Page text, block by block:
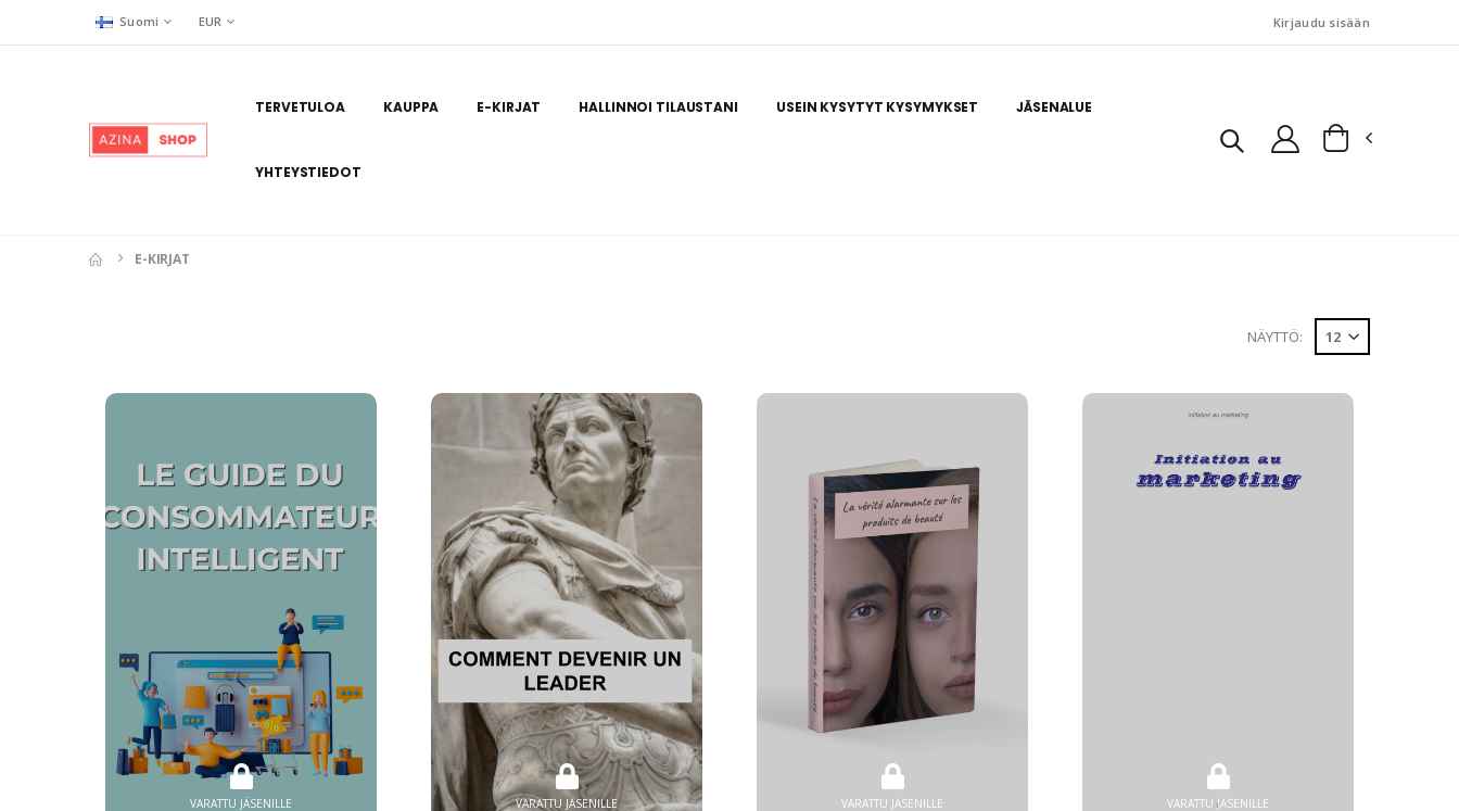
Suomi EUR Kirjaudu sisään
TERVETULOA KAUPPA E-KIRJAT HALLINNOI TILAUSTANI USEIN KYSYTYT KYSYMYKSET JÄSENALUE
YHTEYSTIEDOT
E-KIRJAT
NÄYTTÖ:
VARATTU JÄSENILLE VARATTU JÄSENILLE VARATTU JÄSENILLE VARATTU JÄSENILLE